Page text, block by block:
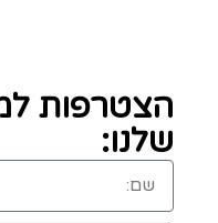
הצטרפות
שלנו: